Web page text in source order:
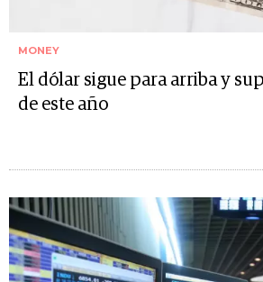
MONEY
El dólar sigue para arriba y
de este año